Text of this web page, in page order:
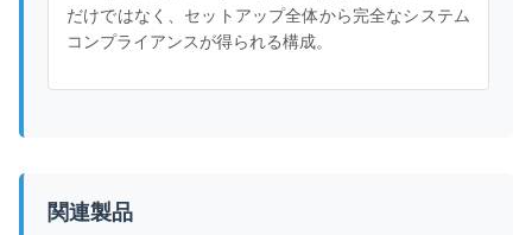
だけではなく、セットアップ全体から完全なシステム
コンプライアンスが得られる構成。
関連製品